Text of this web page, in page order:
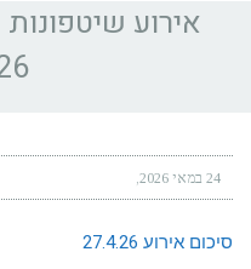
אירוע
24 במאי 2026
סיכום אירוע 27.4.26